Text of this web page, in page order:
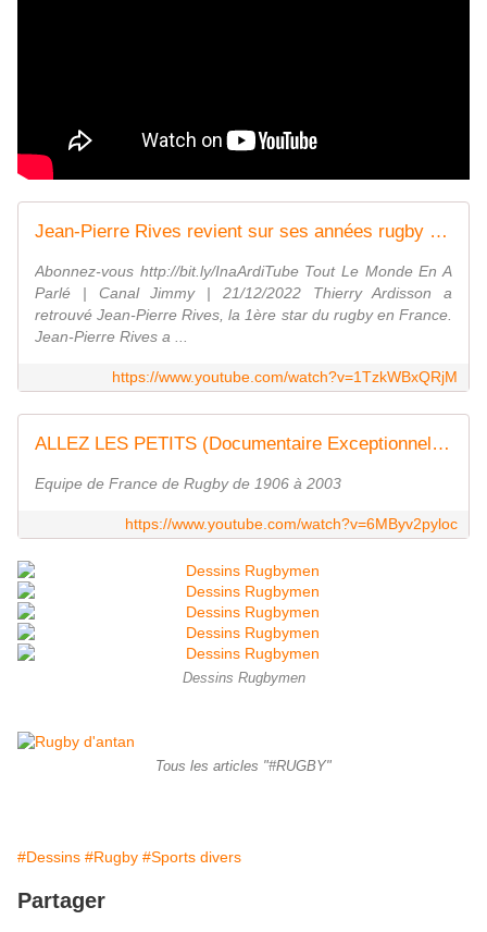
Jean-Pierre Rives revient sur ses années rugby chez Thierry Ardisson | INA Arditube
Abonnez-vous http://bit.ly/InaArdiTube Tout Le Monde En A
Parlé | Canal Jimmy | 21/12/2022 Thierry Ardisson a
retrouvé Jean-Pierre Rives, la 1ère star du rugby en France.
Jean-Pierre Rives a ...
https://www.youtube.com/watch?v=1TzkWBxQRjM
ALLEZ LES PETITS (Documentaire Exceptionnel sur le XV de France) 2ème Partie
Equipe de France de Rugby de 1906 à 2003
https://www.youtube.com/watch?v=6MByv2pyloc
Dessins Rugbymen
Tous les articles "#RUGBY"
#Dessins #Rugby #Sports divers
Partager